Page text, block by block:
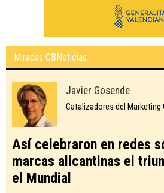
Miradas CBNoticias
Javier Gosende
Catalizadores del Marketing
Así celebraron en redes
marcas alicantinas el
el Mundial